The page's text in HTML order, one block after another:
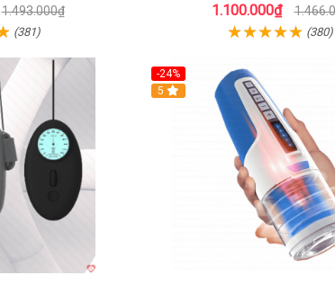
1.493.000₫
(381)
1.100.000₫
(380)
-24%
5